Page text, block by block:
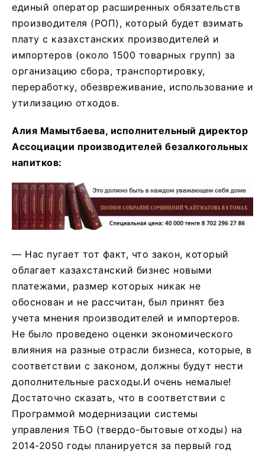
единый оператор расширенных обязательств
производителя (РОП), который будет взимать
плату с казахстанских производителей и
импортеров (около 1500 товарных групп) за
организацию сбора, транспортировку,
переработку, обезвреживание, использование и
утилизацию отходов.
Алия Мамытбаева, исполнительный директор
Ассоциации производителей безалкогольных
напитков:
— Нас пугает тот факт, что закон, который
облагает казахстанский бизнес новыми
платежами, размер которых никак не
обоснован и не рассчитан, был принят без
учета мнения производителей и импортеров.
Не было проведено оценки экономического
влияния на разные отрасли бизнеса, которые, в
соответствии с законом, должны будут нести
дополнительные расходы.И очень немалые!
Достаточно сказать, что в соответствии с
Программой модернизации системы
управления ТБО (твердо-бытовые отходы) на
2014-2050 годы планируется за первый год